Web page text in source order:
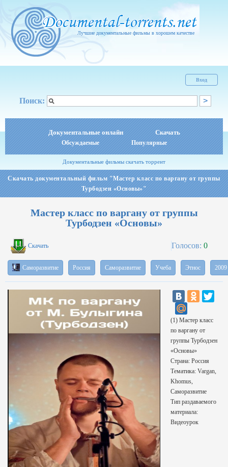
Лучшие документальные фильмы в хорошем качестве
Вход
Поиск:
Документальные онлайн Скачать
Обсуждаемые Популярные
Документальные фильмы скачать торрент
Скачать документальный фильм "Мастер класс по варгану от группы
Турбодзен «Основы»"
Мастер класс по варгану от группы
Турбодзен «Основы»
Скачать Голосов: 0
Саморазвитие Россия Саморазвитие Учеба Этнос 2009
(1) Мастер класс
по варгану от
группы Турбодзен
«Основы»
Страна: Россия
Тематика: Vargan,
Khomus,
Саморазвитие
Тип раздаваемого
материала:
Видеоурок